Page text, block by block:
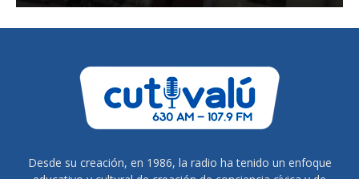
Desde su creación, en 1986, la radio ha tenido un enfoque